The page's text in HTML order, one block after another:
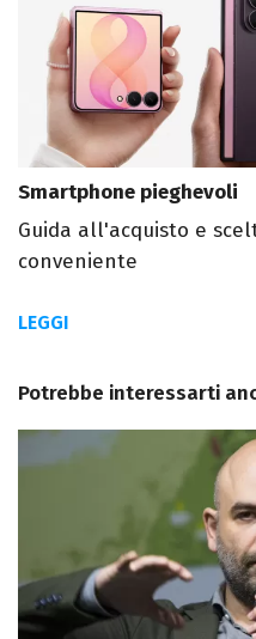
Smartphone pieghevoli
Guida all'acquisto e
conveniente
LEGGI
Potrebbe interessarti